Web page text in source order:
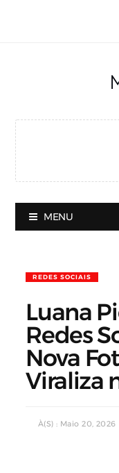
MENU
REDES SOCIAIS
Luana
Redes
Nova
Viraliza
À(s) : Maio 20, 2026